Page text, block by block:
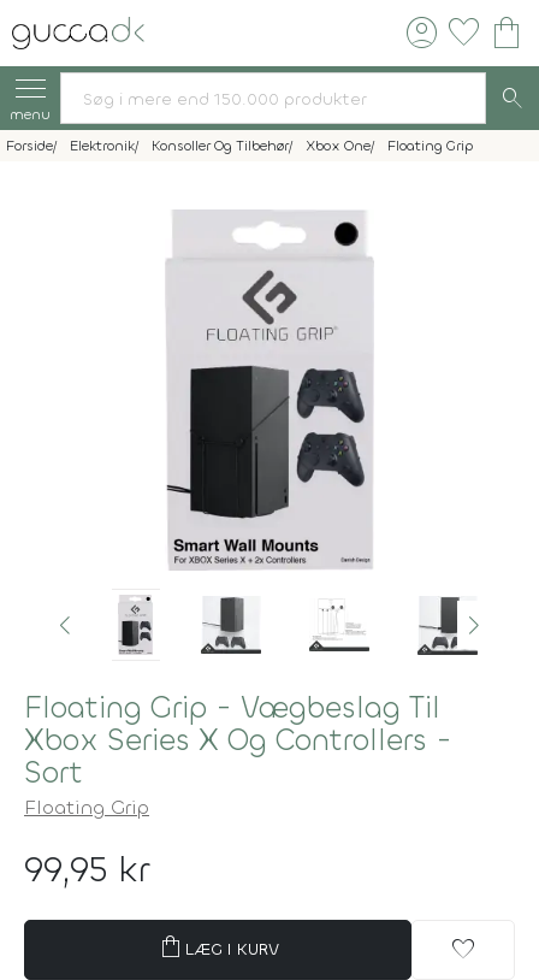
account_circle favorite shopping_bag
menu search
Forside Elektronik Konsoller Og Tilbehør Xbox One Floating Grip
Floating Grip - Vægbeslag Til
Xbox Series X Og Controllers -
Sort
Floating Grip
99,95 kr
shopping_bag LÆG I KURV favorite